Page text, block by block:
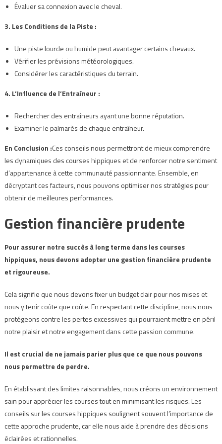
Évaluer sa connexion avec le cheval.
3. Les Conditions de la Piste :
Une piste lourde ou humide peut avantager certains chevaux.
Vérifier les prévisions météorologiques.
Considérer les caractéristiques du terrain.
4. L’Influence de l’Entraîneur :
Rechercher des entraîneurs ayant une bonne réputation.
Examiner le palmarès de chaque entraîneur.
En Conclusion :Ces conseils nous permettront de mieux comprendre
les dynamiques des courses hippiques et de renforcer notre sentiment
d’appartenance à cette communauté passionnante. Ensemble, en
décryptant ces facteurs, nous pouvons optimiser nos stratégies pour
obtenir de meilleures performances.
Gestion financière prudente
Pour assurer notre succès à long terme dans les courses
hippiques, nous devons adopter une gestion financière prudente
et rigoureuse.
Cela signifie que nous devons fixer un budget clair pour nos mises et
nous y tenir coûte que coûte. En respectant cette discipline, nous nous
protégeons contre les pertes excessives qui pourraient mettre en péril
notre plaisir et notre engagement dans cette passion commune.
Il est crucial de ne jamais parier plus que ce que nous pouvons
nous permettre de perdre.
En établissant des limites raisonnables, nous créons un environnement
sain pour apprécier les courses tout en minimisant les risques. Les
conseils sur les courses hippiques soulignent souvent l’importance de
cette approche prudente, car elle nous aide à prendre des décisions
éclairées et rationnelles.